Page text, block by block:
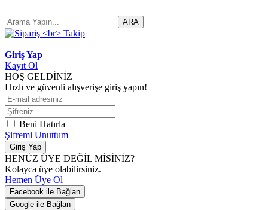
ARA
Giriş Yap
Kayıt Ol
HOŞ GELDİNİZ
Hızlı ve güvenli alışverişe giriş yapın!
Beni Hatırla
Şifremi Unuttum
Giriş Yap
HENÜZ ÜYE DEĞİL MİSİNİZ?
Kolayca üye olabilirsiniz.
Hemen Üye Ol
Facebook ile Bağlan
Google ile Bağlan